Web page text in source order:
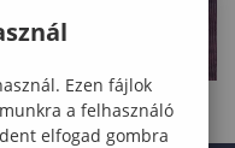
Ezen fájlok
a felhasználó
elfogad gombra